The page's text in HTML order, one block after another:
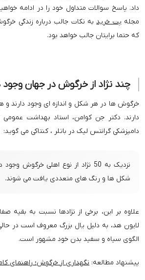
داد. پاسخ سوالات متداول خود را در ادامه
مجله پت خریدبه نکات جالب درباره زندگی
که حتما برایتان جالب خواهد بود.
چند نژاد از خرگوش در جهان وجود
خرگوش ها در هر شکل و اندازه ای وجود دارند و
دارند. دکتر جن کوامن، استاد بهداشت عمومی
دامپزشکی گرانتس لیک در باتلر ، کنتاکی می گوید:
نزدیک به 50 نژاد از نوع اهلی خرگوش
شکل ها و رنگ های متعددی یافت می شوند.
علاوه بر این، برخی از نژادها نسبت به بقیه
لایون هد، به دلیل یال بزرگ معروف است در
الگوی سیاه و سفید بدن خود مشهور است.
پیشنهاد مطالعه: نگهداری از خرگوش؛ راهنمای